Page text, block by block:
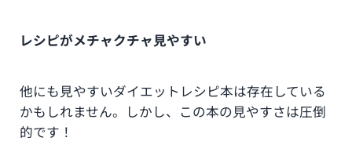
レシピがメチャクチャ見やすい
他にも見やすいダイエットレシピ本は存在している
かもしれません。しかし、この本の見やすさは圧倒
的です！